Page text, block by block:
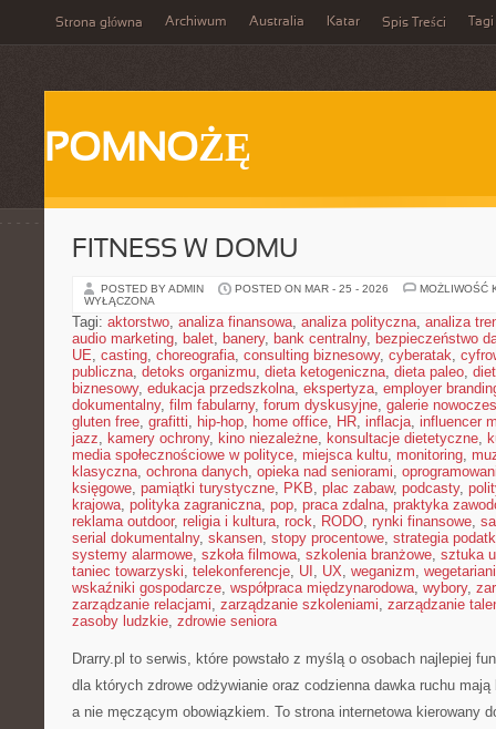
Strona główna Archiwum Australia Katar Spis Treści Tagi
POMNOŻĘ
FITNESS W DOMU
POSTED BY ADMIN POSTED ON MAR - 25 - 2026
MOŻLIWOŚĆ
WYŁĄCZONA
Tagi: aktorstwo, analiza finansowa, analiza polityczna, analiza
audio marketing, balet, banery, bank centralny, bezpieczeństwo
UE, casting, choreografia, consulting biznesowy, cyberatak,
publiczna, detoks organizmu, dieta ketogeniczna, dieta paleo,
biznesowy, edukacja przedszkolna, ekspertyza, employer
dokumentalny, film fabularny, forum dyskusyjne, galerie
gluten free, grafitti, hip-hop, home office, HR, inflacja, influencer
jazz, kamery ochrony, kino niezależne, konsultacje dietetyczne,
media społecznościowe w polityce, miejsca kultu, monitoring,
klasyczna, ochrona danych, opieka nad seniorami,
księgowe, pamiątki turystyczne, PKB, plac zabaw, podcasty,
krajowa, polityka zagraniczna, pop, praca zdalna, praktyka
reklama outdoor, religia i kultura, rock, RODO, rynki finansowe,
serial dokumentalny, skansen, stopy procentowe, strategia
systemy alarmowe, szkoła filmowa, szkolenia branżowe, sztuka
taniec towarzyski, telekonferencje, UI , UX, weganizm,
wskaźniki gospodarcze, współpraca międzynarodowa, wybory,
zarządzanie relacjami, zarządzanie szkoleniami, zarządzanie
zasoby ludzkie, zdrowie seniora
Drarry.pl to serwis, które powstało z myślą o osobach najlepiej
dla których zdrowe odżywianie oraz codzienna dawka ruchu
a nie męczącym obowiązkiem. To strona internetowa kierowany